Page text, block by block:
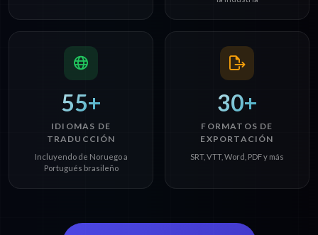
55+
IDIOMAS DE
TRADUCCIÓN
Incluyendo de Noruego a
Portugués brasileño
30+
FORMATOS DE
EXPORTACIÓN
SRT, VTT, Word, PDF y más